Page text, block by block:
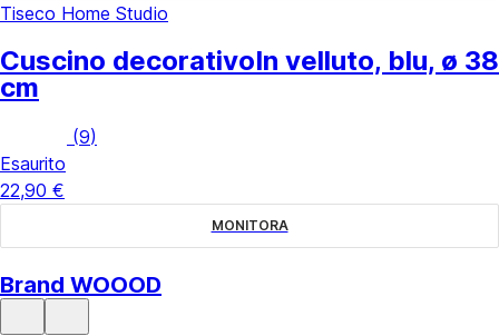
Tiseco Home Studio
Cuscino decorativoIn velluto, blu, ø 38
cm
(9)
Esaurito
22,90 €
MONITORA
Brand WOOOD